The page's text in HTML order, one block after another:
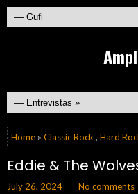
Home » Classic Rock , Hard
Eddie & The
July 26, 2024 No comments